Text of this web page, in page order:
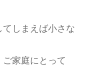
しまえば小さな
家庭にとって